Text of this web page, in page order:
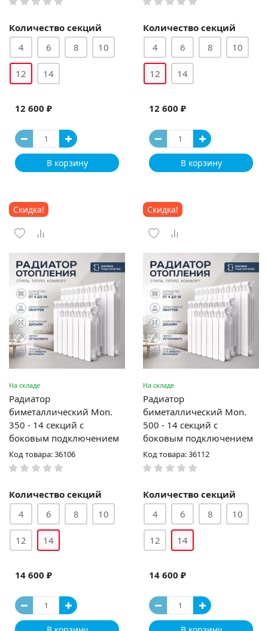
Количество секций
4
6 8 10
12 14
12 600 ₽
В корзину
Количество секций
4
6 8 10
12 14
12 600 ₽
В корзину
Скидка!
На складе
Радиатор
биметаллический Mon.
350 - 14 секций c
боковым подключением
Код товара: 36106
Количество секций
4
6 8 10
12 14
14 600 ₽
Скидка!
На складе
Радиатор
биметаллический Mon.
500 - 14 секций c
боковым подключением
Код товара: 36112
Количество секций
4
6 8 10
12 14
14 600 ₽